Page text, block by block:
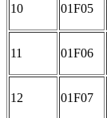
10 01F05
11 01F06
12 01F07